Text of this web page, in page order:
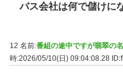
バス会社は何で儲けに
12 名前:番組の途中ですが翡翠の
時:2026/05/10(日) 09:04:08.28